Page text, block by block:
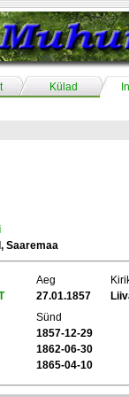
Külad
Saaremaa
Aeg
27.01.1857
Sünd
1857-12-29
1862-06-30
1865-04-10